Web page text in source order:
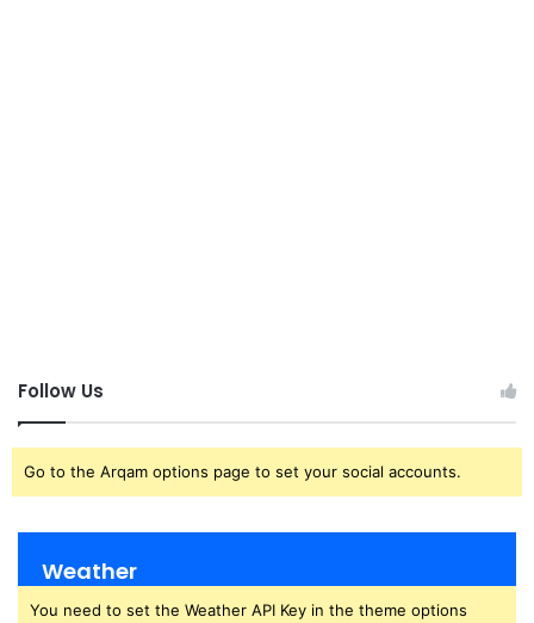
Follow Us
Go to the Arqam options page to set your social accounts.
Weather
You need to set the Weather API Key in the theme options